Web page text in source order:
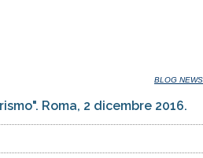
BLOG
Roma, 2 dicembre 2016.